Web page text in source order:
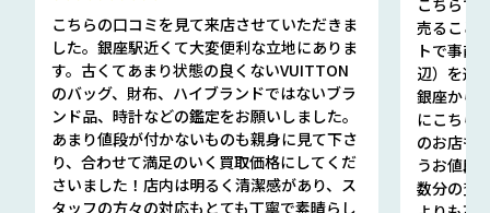
こちらの口コミを見て来店させていただきま
した。銀座駅近くて大変便利な立地にありま
す。古くてあまり状態の良くないVUITTON
のバッグ、財布、ハイブランドではないブラ
ンド品、時計などの鑑定をお願いしました。
あまり値段が付かないものも親身に見て下さ
り、合わせて満足のいく買取価格にしてくだ
さいました！店内は明るく清潔感があり、ス
タッフの方々の対応もとても丁寧で素晴らし
売ること
トで事前
辺）を選
銀座から
にこちら
のお店も
うお値段
数分の査